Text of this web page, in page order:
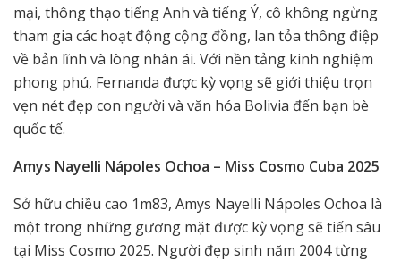
mại, thông thạo tiếng Anh và tiếng Ý, cô không ngừng
tham gia các hoạt động cộng đồng, lan tỏa thông điệp
về bản lĩnh và lòng nhân ái. Với nền tảng kinh nghiệm
phong phú, Fernanda được kỳ vọng sẽ giới thiệu trọn
vẹn nét đẹp con người và văn hóa Bolivia đến bạn bè
quốc tế.
Amys Nayelli Nápoles Ochoa – Miss Cosmo Cuba 2025
Sở hữu chiều cao 1m83, Amys Nayelli Nápoles Ochoa là
một trong những gương mặt được kỳ vọng sẽ tiến sâu
tại Miss Cosmo 2025. Người đẹp sinh năm 2004 từng